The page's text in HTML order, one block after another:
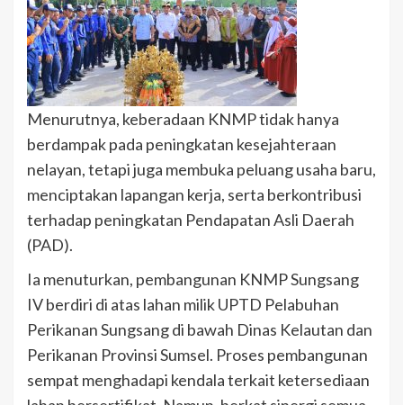
Menurutnya, keberadaan KNMP tidak hanya
berdampak pada peningkatan kesejahteraan
nelayan, tetapi juga membuka peluang usaha baru,
menciptakan lapangan kerja, serta berkontribusi
terhadap peningkatan Pendapatan Asli Daerah
(PAD).
Ia menuturkan, pembangunan KNMP Sungsang
IV berdiri di atas lahan milik UPTD Pelabuhan
Perikanan Sungsang di bawah Dinas Kelautan dan
Perikanan Provinsi Sumsel. Proses pembangunan
sempat menghadapi kendala terkait ketersediaan